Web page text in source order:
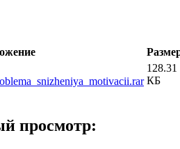
128.31
КБ
просмотр: